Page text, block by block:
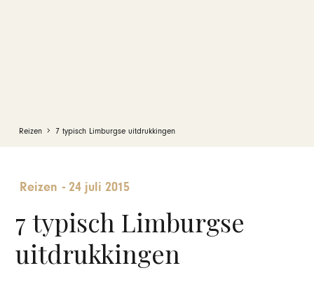
Reizen 7 typisch Limburgse uitdrukkingen
Reizen -24 juli 2015
7 typisch Limburgse
uitdrukkingen